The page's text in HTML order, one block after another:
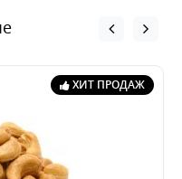
ХИТ ПРОДАЖ